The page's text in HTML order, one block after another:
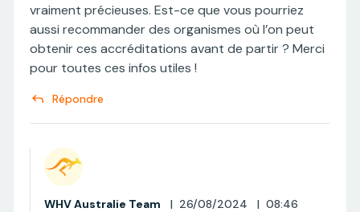
vraiment précieuses. Est-ce que vous pourriez
aussi recommander des organismes où l’on peut
obtenir ces accréditations avant de partir ? Merci
pour toutes ces infos utiles !
Répondre
WHV Australie Team | 26/08/2024 | 08:46